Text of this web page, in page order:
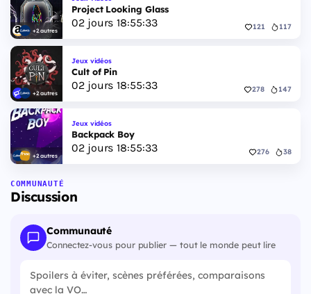
+2 autres
Project Looking Glass
02jours 18:55:32 121 117
+2 autres
Jeux vidéos
Cult of Pin
02jours 18:55:32 278 147
+2 autres
Jeux vidéos
Backpack Boy
02jours 18:55:32 276 38
COMMUNAUTÉ
Discussion
Communauté
Connectez-vous pour publier — tout le monde peut lire